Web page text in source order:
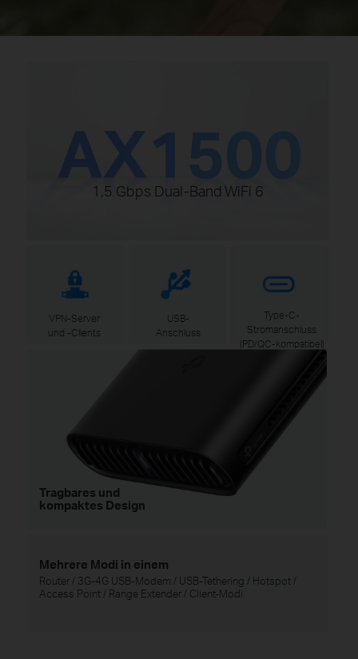
1,5 Gbps Dual-Band WiFi 6
Tragbares und
kompaktes Design
VPN-Server
und -Clients
USB-
Anschluss
Type-C-
Stromanschluss
(PD/QC-kompatibel)
Mehrere Modi in einem
Router / 3G-4G USB-Modem / USB-Tethering / Hotspot /
Access Point / Range Extender / Client-Modi